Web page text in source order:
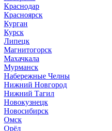
Краснодар
Красноярск
Курган
Курск
Липецк
Магнитогорск
Махачкала
Мурманск
Набережные Челны
Нижний Новгород
Нижний Тагил
Новокузнецк
Новосибирск
Омск
Орёл